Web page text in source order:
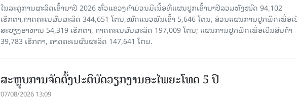
ໃນລະດູການຜະລິດເຂົ້ານາປີ 2026 ທົ່ວແຂວງຄໍາມ່ວນມີເນື້ອທີ່ແຜນປູກເຂົ້ານາປີລວມທັງໝົດ 94,102
ເຮັກຕາ,ຄາດຄະເນຜົນຜະລິດ 344,651 ໂຕນ,ໝົດແນວພັນເຂົ້າ 5,646 ໂຕນ, ສ່ວນແຜນການປູກພືດເພື່ອເ
ສະບຽງອາຫານ 54,319 ເຮັກຕາ, ຄາດຄະເນຜົນຜະລິດ 197,009 ໂຕນ; ແຜນການປູກພືດເພື່ອເປັນສິນຄ້າ
39,783 ເຮັກຕາ, ຄາດຄະເນຜົນຜະລິດ 147,641 ໂຕນ.
ສະຫຼຸບການຈັດຕັ້ງປະຕິບັດວຽກງານອະໄພຍະໂທດ 5 ປີ
07/08/2026 13:09